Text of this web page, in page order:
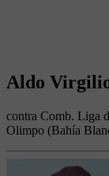
Aldo
contra Comb. Liga
Olimpo (Bahía